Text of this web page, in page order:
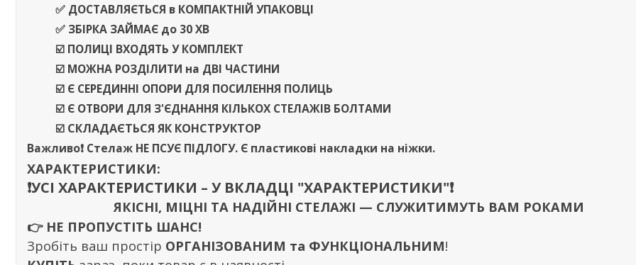
✅ ДОСТАВЛЯЄТЬСЯ в КОМПАКТНІЙ УПАКОВЦІ
✅ ЗБІРКА ЗАЙМАЄ до 30 ХВ
☑️ ПОЛИЦІ ВХОДЯТЬ У КОМПЛЕКТ
☑️ МОЖНА РОЗДІЛИТИ на ДВІ ЧАСТИНИ
☑️ Є СЕРЕДИННІ ОПОРИ ДЛЯ ПОСИЛЕННЯ ПОЛИЦЬ
☑️ Є ОТВОРИ ДЛЯ З'ЄДНАННЯ КІЛЬКОХ СТЕЛАЖІВ БОЛТАМИ
☑️ СКЛАДАЄТЬСЯ ЯК КОНСТРУКТОР
Важливо❗️ Стелаж НЕ ПСУЄ ПІДЛОГУ. Є пластикові накладки на ніжки.
ХАРАКТЕРИСТИКИ:
❗️УСІ ХАРАКТЕРИСТИКИ – У ВКЛАДЦІ "ХАРАКТЕРИСТИКИ"❗️
ЯКІСНІ, МІЦНІ ТА НАДІЙНІ СТЕЛАЖІ — СЛУЖИТИМУТЬ ВАМ РОКАМИ
👉 НЕ ПРОПУСТІТЬ ШАНС!
Зробіть ваш простір ОРГАНІЗОВАНИМ та ФУНКЦІОНАЛЬНИМ!